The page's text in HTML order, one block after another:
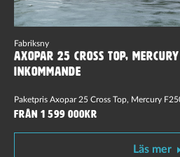
Fabriksny
Axopar 25 Cross Top, Mercury
Inkommande
Paketpris Axopar 25 Cross Top, Mercury
Från 1 599 000kr
Läs mer